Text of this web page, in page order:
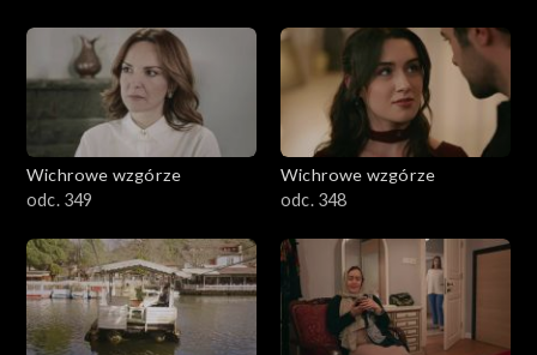
Wichrowe wzgórze
odc. 349
Wichrowe wzgórze
odc. 348